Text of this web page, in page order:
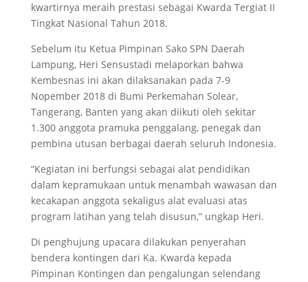
kwartirnya meraih prestasi sebagai Kwarda Tergiat II
Tingkat Nasional Tahun 2018.
Sebelum itu Ketua Pimpinan Sako SPN Daerah
Lampung, Heri Sensustadi melaporkan bahwa
Kembesnas ini akan dilaksanakan pada 7-9
Nopember 2018 di Bumi Perkemahan Solear,
Tangerang, Banten yang akan diikuti oleh sekitar
1.300 anggota pramuka penggalang, penegak dan
pembina utusan berbagai daerah seluruh Indonesia.
“Kegiatan ini berfungsi sebagai alat pendidikan
dalam kepramukaan untuk menambah wawasan dan
kecakapan anggota sekaligus alat evaluasi atas
program latihan yang telah disusun,” ungkap Heri.
Di penghujung upacara dilakukan penyerahan
bendera kontingen dari Ka. Kwarda kepada
Pimpinan Kontingen dan pengalungan selendang